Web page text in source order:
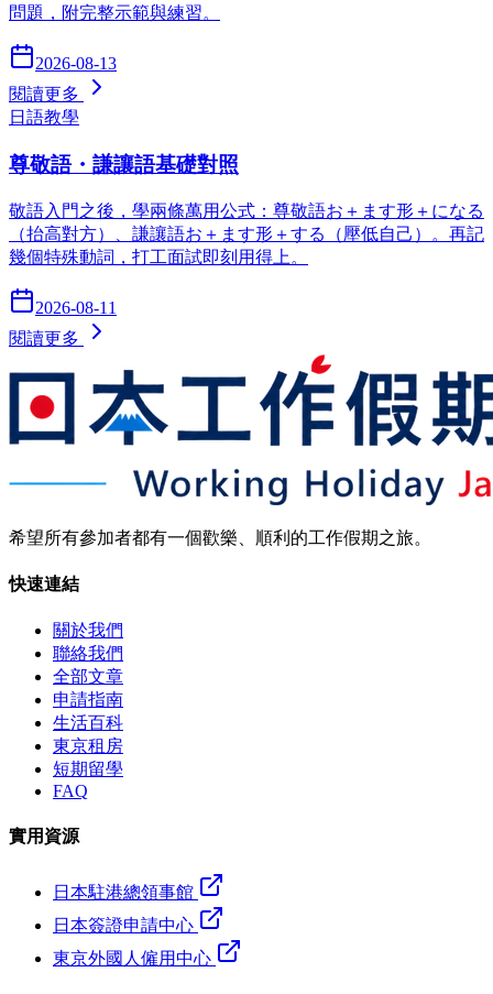
問題，附完整示範與練習。
2026-08-13
閱讀更多
日語教學
尊敬語・謙讓語基礎對照
敬語入門之後，學兩條萬用公式：尊敬語お＋ます形＋になる
（抬高對方）、謙讓語お＋ます形＋する（壓低自己）。再記
幾個特殊動詞，打工面試即刻用得上。
2026-08-11
閱讀更多
希望所有參加者都有一個歡樂、順利的工作假期之旅。
快速連結
關於我們
聯絡我們
全部文章
申請指南
生活百科
東京租房
短期留學
FAQ
實用資源
日本駐港總領事館
日本簽證申請中心
東京外國人僱用中心